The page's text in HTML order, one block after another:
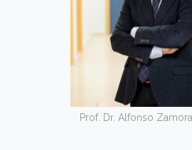
Prof. Dr. Alfonso